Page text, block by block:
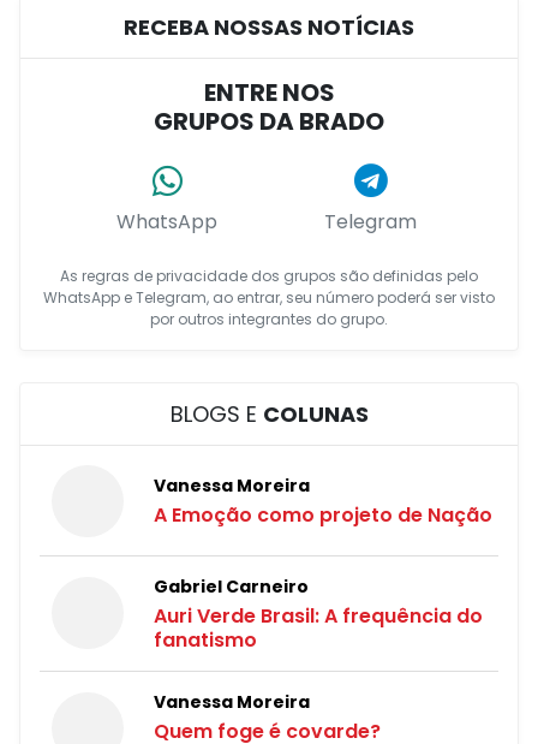
RECEBA NOSSAS NOTÍCIAS
ENTRE NOS
GRUPOS DA BRADO
WhatsApp Telegram
As regras de privacidade dos grupos são definidas pelo
WhatsApp e Telegram, ao entrar, seu número poderá ser visto
por outros integrantes do grupo.
BLOGS E COLUNAS
Vanessa Moreira
A Emoção como projeto de Nação
Gabriel Carneiro
Auri Verde Brasil: A frequência do
fanatismo
Vanessa Moreira
Quem foge é covarde?